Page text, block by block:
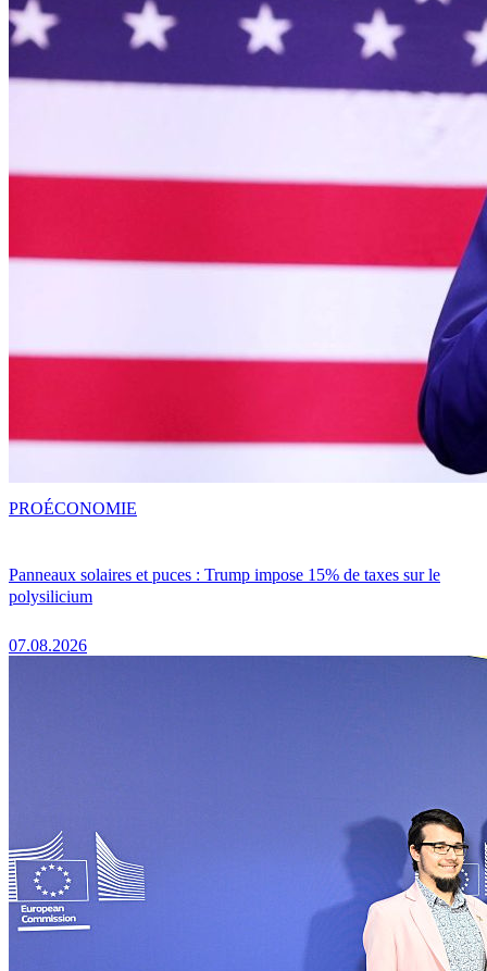
Panneaux solaires et puces : Trump impose 15% de taxes sur le
polysilicium
07.08.2026
PROÉCONOMIE